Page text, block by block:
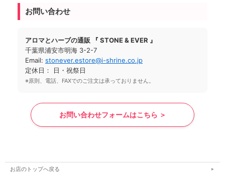
お問い合わせ
アロマとハーブの通販 『 STONE & EVER 』
千葉県浦安市明海 3-2-7
Email: stonever.estore@i-shrine.co.jp
定休日： 日・祝祭日
※原則、電話、FAXでのご注文は承っておりません。
お問い合わせフォームはこちら ＞
お店のトップへ戻る